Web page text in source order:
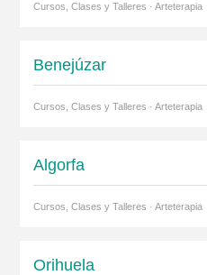
Cursos, Clases y Talleres · Arteterapia
Benejúzar
Cursos, Clases y Talleres · Arteterapia
Algorfa
Cursos, Clases y Talleres · Arteterapia
Orihuela